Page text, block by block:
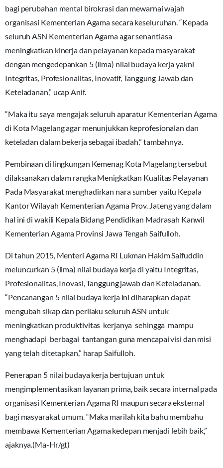
bagi perubahan mental birokrasi dan mewarnai wajah
organisasi Kementerian Agama secara keseluruhan. “Kepada
seluruh ASN Kementerian Agama agar senantiasa
meningkatkan kinerja dan pelayanan kepada masyarakat
dengan mengedepankan 5 (lima) nilai budaya kerja yakni
Integritas, Profesionalitas, Inovatif, Tanggung Jawab dan
Keteladanan,” ucap Anif.
“Maka itu saya mengajak seluruh aparatur Kementerian Agama
di Kota Magelang agar menunjukkan keprofesionalan dan
keteladan dalam bekerja sebagai ibadah,” tambahnya.
Pembinaan di lingkungan Kemenag Kota Magelang tersebut
dilaksanakan dalam rangka Menigkatkan Kualitas Pelayanan
Pada Masyarakat menghadirkan nara sumber yaitu Kepala
Kantor Wilayah Kementerian Agama Prov. Jateng yang dalam
hal ini di wakili Kepala Bidang Pendidikan Madrasah Kanwil
Kementerian Agama Provinsi Jawa Tengah Saifulloh.
Di tahun 2015, Menteri Agama RI Lukman Hakim Saifuddin
meluncurkan 5 (lima) nilai budaya kerja di yaitu Integritas,
Profesionalitas, Inovasi, Tanggung jawab dan Keteladanan.
“Pencanangan 5 nilai budaya kerja ini diharapkan dapat
mengubah sikap dan perilaku seluruh ASN untuk
meningkatkan produktivitas kerjanya sehingga mampu
menghadapi berbagai tantangan guna mencapai visi dan misi
yang telah ditetapkan,” harap Saifulloh.
Penerapan 5 nilai budaya kerja bertujuan untuk
mengimplementasikan layanan prima, baik secara internal pada
organisasi Kementerian Agama RI maupun secara eksternal
bagi masyarakat umum. “Maka marilah kita bahu membahu
membawa Kementerian Agama kedepan menjadi lebih baik,”
ajaknya.(Ma-Hr/gt)